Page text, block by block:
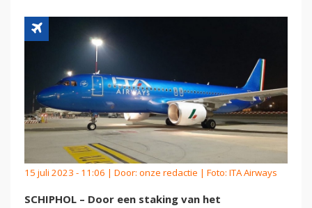
15 juli 2023 - 11:06 | Door: onze redactie | Foto: ITA Airways
SCHIPHOL – Door een staking van het